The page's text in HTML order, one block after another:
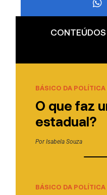
BÁSICO DA POLÍTICA
O que faz
estadual?
PorIsabela Souza
BÁSICO DA POLÍTICA